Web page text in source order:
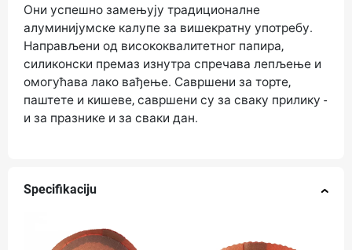
Они успешно замењују традиционалне
алуминијумске калупе за вишекратну употребу.
Направљени од висококвалитетног папира,
силиконски премаз изнутра спречава лепљење и
омогућава лако вађење. Савршени за торте,
паштете и кишеве, савршени су за сваку прилику -
и за празнике и за сваки дан.
Specifikaciju